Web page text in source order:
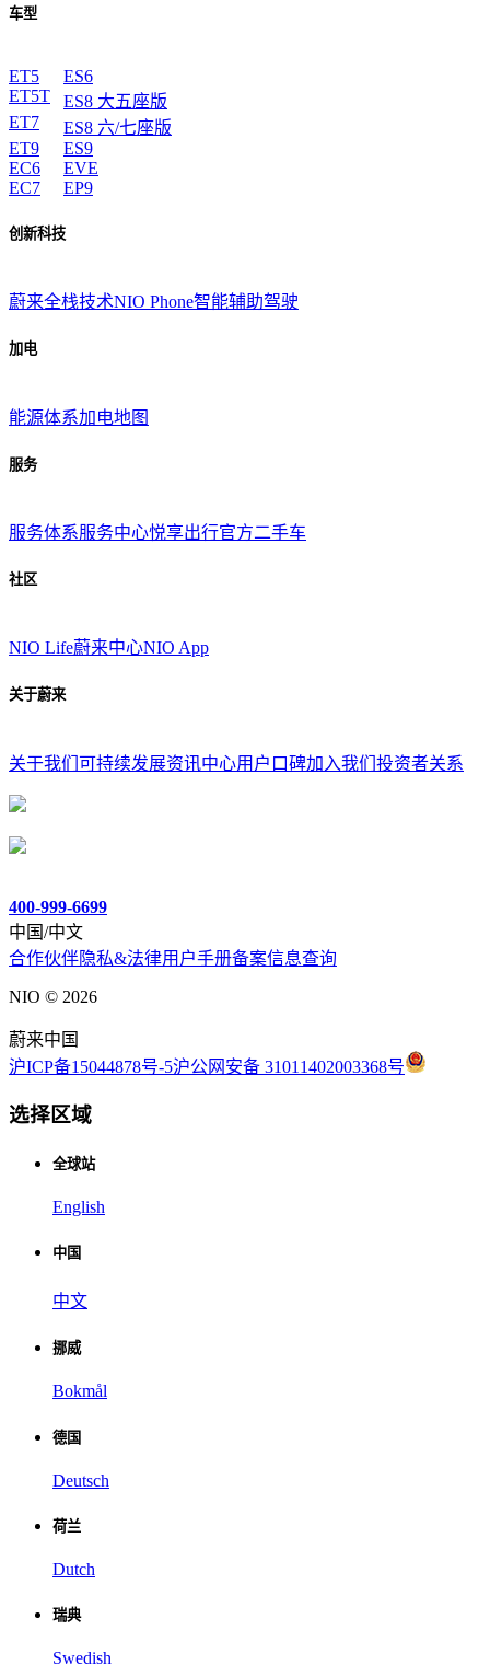
车型
ET5
ET5T
ET7
ET9
EC6
EC7
ES6
ES8 大五座版
ES8 六/七座版
ES9
EVE
EP9
创新科技
蔚来全栈技术NIO Phone智能辅助驾驶
加电
能源体系加电地图
服务
服务体系服务中心悦享出行官方二手车
社区
NIO Life蔚来中心NIO App
关于蔚来
关于我们 可持续发展资讯中心用户口碑加入我们 投资者关系
400-999-6699
中国/中文
合作伙伴隐私&法律用户手册备案信息查询
NIO © 2026
蔚来中国
沪ICP备15044878号-5沪公网安备 31011402003368号
选择区域
全球站
English
中国
中文
挪威
Bokmål
德国
Deutsch
荷兰
Dutch
瑞典
Swedish